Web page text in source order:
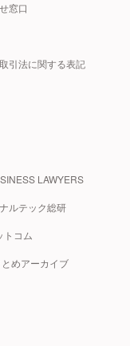
窓口
引法に関する表記
LAWYERS
ルテック総研
トコム
めアーカイブ